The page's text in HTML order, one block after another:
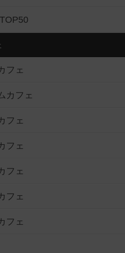
フェ
カフェ
フェ
フェ
フェ
フェ
フェ